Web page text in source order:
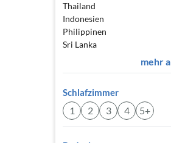
Thailand
Indonesien
Philippinen
Sri Lanka
mehr
Schlafzimmer
1 2 3 4 5+